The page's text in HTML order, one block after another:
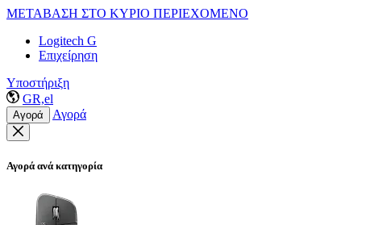
ΜΕΤΑΒΑΣΗ ΣΤΟ ΚΥΡΙΟ ΠΕΡΙΕΧΟΜΕΝΟ
Logitech G
Επιχείρηση
Υποστήριξη
GR,el
Αγορά Αγορά
Αγορά ανά κατηγορία